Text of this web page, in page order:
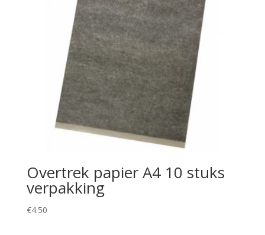
Overtrek papier A4 10 stuks
verpakking
€4.50